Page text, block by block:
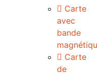
Carte
avec
bande
Carte
de